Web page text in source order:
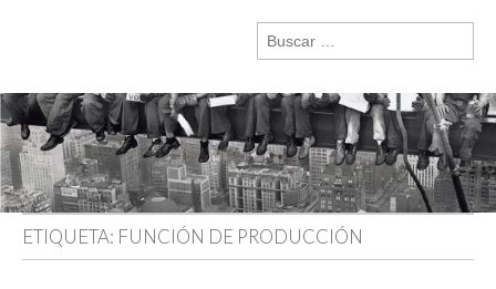
Buscar:
ETIQUETA: FUNCIÓN DE PRODUCCIÓN